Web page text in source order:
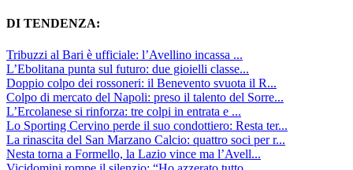
DI TENDENZA:
Tribuzzi al Bari è ufficiale: l’Avellino incassa ...
L’Ebolitana punta sul futuro: due gioielli classe...
Doppio colpo dei rossoneri: il Benevento svuota il R...
Colpo di mercato del Napoli: preso il talento del Sorre...
L’Ercolanese si rinforza: tre colpi in entrata e ...
Lo Sporting Cervino perde il suo condottiero: Resta ter...
La rinascita del San Marzano Calcio: quattro soci per r...
Nesta torna a Formello, la Lazio vince ma l’Avell...